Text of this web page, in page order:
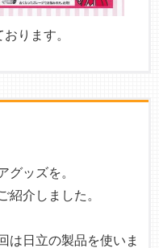
ります。
グッズを。
紹介しました。
は日立の製品を使いま